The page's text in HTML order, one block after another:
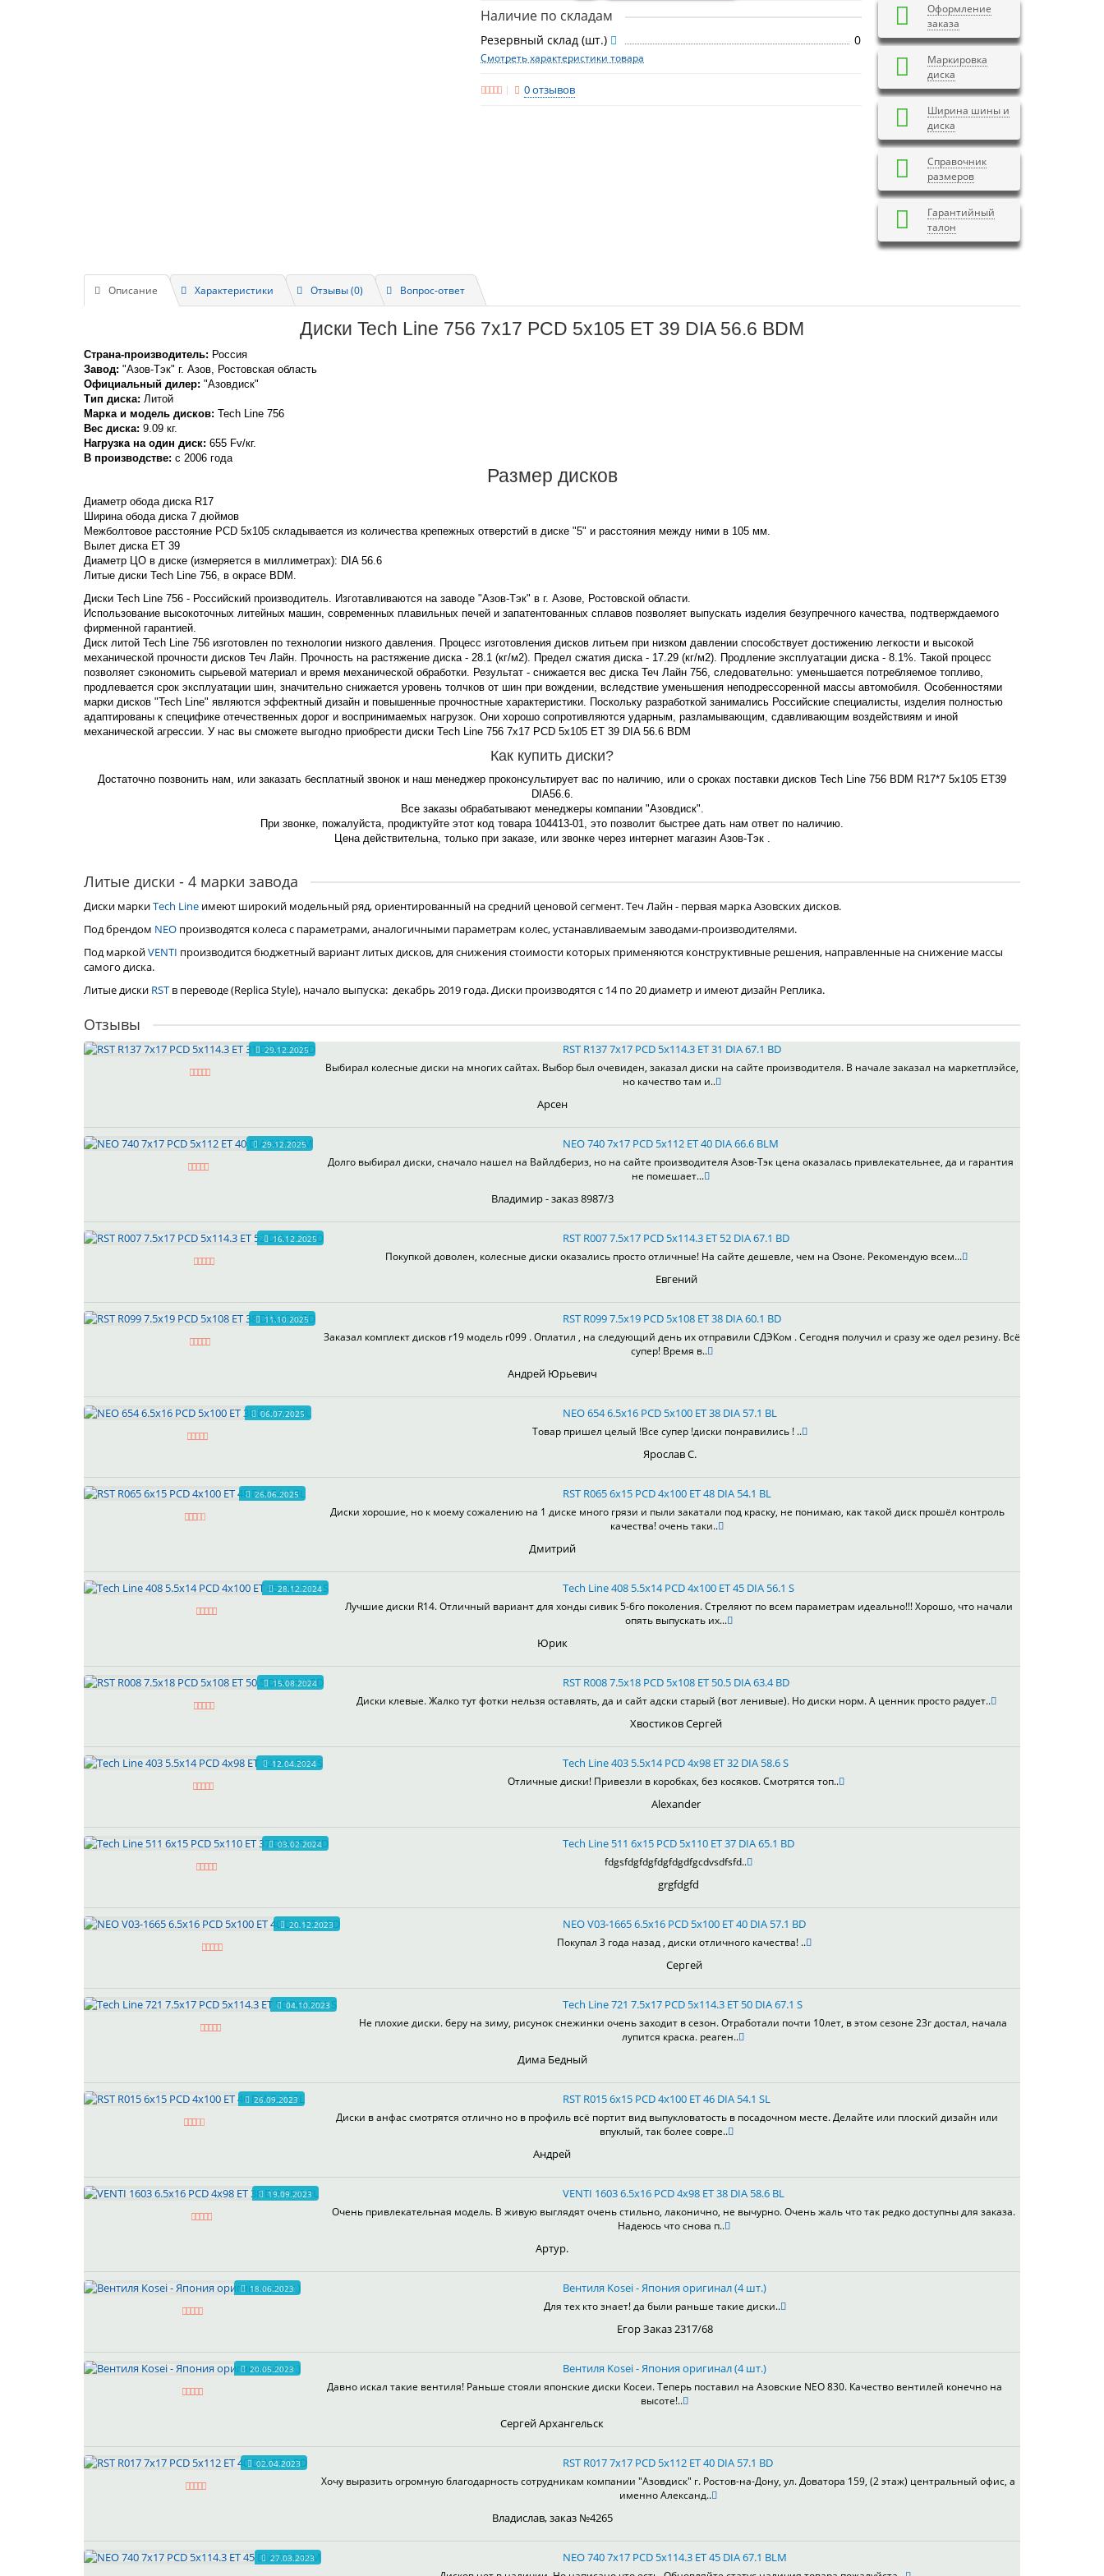
Наличие по складам
Резервный склад (шт.) 0
Смотреть характеристики товара
0 отзывов
Оформление
заказа
Маркировка
диска
Ширина шины и
диска
Справочник
размеров
Гарантийный
талон
Описание Характеристики Отзывы (0) Вопрос-ответ
Диски Tech Line 756 7x17 PCD 5x105 ET 39 DIA 56.6 BDM
Страна-производитель: Россия
Завод: "Азов-Тэк" г. Азов, Ростовская область
Официальный дилер: "Азовдиск"
Тип диска: Литой
Марка и модель дисков: Tech Line 756
Вес диска: 9.09 кг.
Нагрузка на один диск: 655 Fv/кг.
В производстве: с 2006 года
Размер дисков
Диаметр обода диска R17
Ширина обода диска 7 дюймов
Межболтовое расстояние PCD 5x105 складывается из количества крепежных отверстий в диске "5" и расстояния между ними в 105 мм.
Вылет диска ET 39
Диаметр ЦО в диске (измеряется в миллиметрах): DIA 56.6
Литые диски Tech Line 756, в окрасе BDM.
Диски Tech Line 756 - Российский производитель. Изготавливаются на заводе "Азов-Тэк" в г. Азове, Ростовской области.
Использование высокоточных литейных машин, современных плавильных печей и запатентованных сплавов позволяет выпускать изделия безупречного качества, подтверждаемого
фирменной гарантией.
Диск литой Tech Line 756 изготовлен по технологии низкого давления. Процесс изготовления дисков литьем при низком давлении способствует достижению легкости и высокой
механической прочности дисков Теч Лайн. Прочность на растяжение диска - 28.1 (кг/м2). Предел сжатия диска - 17.29 (кг/м2). Продление эксплуатации диска - 8.1%. Такой процесс
позволяет сэкономить сырьевой материал и время механической обработки. Результат - снижается вес диска Теч Лайн 756, следовательно: уменьшается потребляемое топливо,
продлевается срок эксплуатации шин, значительно снижается уровень толчков от шин при вождении, вследствие уменьшения неподрессоренной массы автомобиля. Особенностями
марки дисков "Tech Line" являются эффектный дизайн и повышенные прочностные характеристики. Поскольку разработкой занимались Российские специалисты, изделия полностью
адаптированы к специфике отечественных дорог и воспринимаемых нагрузок. Они хорошо сопротивляются ударным, разламывающим, сдавливающим воздействиям и иной
механической агрессии. У нас вы сможете выгодно приобрести диски Tech Line 756 7x17 PCD 5x105 ET 39 DIA 56.6 BDM
Как купить диски?
Достаточно позвонить нам, или заказать бесплатный звонок и наш менеджер проконсультирует вас по наличию, или о сроках поставки дисков Tech Line 756 BDM R17*7 5x105 ET39
DIA56.6.
Все заказы обрабатывают менеджеры компании "Азовдиск".
При звонке, пожалуйста, продиктуйте этот код товара 104413-01, это позволит быстрее дать нам ответ по наличию.
Цена действительна, только при заказе, или звонке через интернет магазин Азов-Тэк .
Литые диски - 4 марки завода
Диски маркиTech Line имеют широкий модельный ряд, ориентированный на средний ценовой сегмент. Теч Лайн - первая марка Азовских дисков.
Под брендом NEO производятся колеса с параметрами, аналогичными параметрам колес, устанавливаемым заводами-производителями.
Под маркойVENTI производится бюджетный вариант литых дисков, для снижения стоимости которых применяются конструктивные решения, направленные на снижение массы
самого диска.
Литые диски RST в переводе (Replica Style), начало выпуска: декабрь 2019 года. Диски производятся с 14 по 20 диаметр и имеют дизайн Реплика.
Отзывы
29.12.2025 RST R137 7x17 PCD 5x114.3 ET 31 DIA 67.1 BD
Выбирал колесные диски на многих сайтах. Выбор был очевиден, заказал диски на сайте производителя. В начале заказал на маркетплэйсе,
но качество там и..
Арсен
29.12.2025 NEO 740 7x17 PCD 5x112 ET 40 DIA 66.6 BLM
Долго выбирал диски, сначало нашел на Вайлдбериз, но на сайте производителя Азов-Тэк цена оказалась привлекательнее, да и гарантия
не помешает...
Владимир - заказ 8987/3
16.12.2025 RST R007 7.5x17 PCD 5x114.3 ET 52 DIA 67.1 BD
Покупкой доволен, колесные диски оказались просто отличные! На сайте дешевле, чем на Озоне. Рекомендую всем...
Евгений
11.10.2025 RST R099 7.5x19 PCD 5x108 ET 38 DIA 60.1 BD
Заказал комплект дисков r19 модель r099 . Оплатил , на следующий день их отправили СДЭКом . Сегодня получил и сразу же одел резину. Всё
супер! Время в..
Андрей Юрьевич
06.07.2025 NEO 654 6.5x16 PCD 5x100 ET 38 DIA 57.1 BL
Товар пришел целый !Все супер !диски понравились ! ..
Ярослав С.
26.06.2025 RST R065 6x15 PCD 4x100 ET 48 DIA 54.1 BL
Диски хорошие, но к моему сожалению на 1 диске много грязи и пыли закатали под краску, не понимаю, как такой диск прошёл контроль
качества! очень таки..
Дмитрий
28.12.2024 Tech Line 408 5.5x14 PCD 4x100 ET 45 DIA 56.1 S
Лучшие диски R14. Отличный вариант для хонды сивик 5-6го поколения. Стреляют по всем параметрам идеально!!! Хорошо, что начали
опять выпускать их...
Юрик
15.08.2024 RST R008 7.5x18 PCD 5x108 ET 50.5 DIA 63.4 BD
Диски клевые. Жалко тут фотки нельзя оставлять, да и сайт адски старый (вот ленивые). Но диски норм. А ценник просто радует..
Хвостиков Сергей
12.04.2024 Tech Line 403 5.5x14 PCD 4x98 ET 32 DIA 58.6 S
Отличные диски! Привезли в коробках, без косяков. Смотрятся топ..
Alexander
03.02.2024 Tech Line 511 6x15 PCD 5x110 ET 37 DIA 65.1 BD
fdgsfdgfdgfdgfdgdfgcdvsdfsfd..
grgfdgfd
20.12.2023 NEO V03-1665 6.5x16 PCD 5x100 ET 40 DIA 57.1 BD
Покупал 3 года назад , диски отличного качества! ..
Сергей
04.10.2023 Tech Line 721 7.5x17 PCD 5x114.3 ET 50 DIA 67.1 S
Не плохие диски. беру на зиму, рисунок снежинки очень заходит в сезон. Отработали почти 10лет, в этом сезоне 23г достал, начала
лупится краска. реаген..
Дима Бедный
26.09.2023 RST R015 6x15 PCD 4x100 ET 46 DIA 54.1 SL
Диски в анфас смотрятся отлично но в профиль всё портит вид выпукловатость в посадочном месте. Делайте или плоский дизайн или
впуклый, так более совре..
Андрей
19.09.2023 VENTI 1603 6.5x16 PCD 4x98 ET 38 DIA 58.6 BL
Очень привлекательная модель. В живую выглядят очень стильно, лаконично, не вычурно. Очень жаль что так редко доступны для заказа.
Надеюсь что снова п..
Артур.
18.06.2023 Вентиля Kosei - Япония оригинал (4 шт.)
Для тех кто знает! да были раньше такие диски..
Егор Заказ 2317/68
20.05.2023 Вентиля Kosei - Япония оригинал (4 шт.)
Давно искал такие вентиля! Раньше стояли японские диски Косеи. Теперь поставил на Азовские NEO 830. Качество вентилей конечно на
высоте!..
Сергей Архангельск
02.04.2023 RST R017 7x17 PCD 5x112 ET 40 DIA 57.1 BD
Хочу выразить огромную благодарность сотрудникам компании "Азовдиск" г. Ростов-на-Дону, ул. Доватора 159, (2 этаж) центральный офис, а
именно Александ..
Владислав, заказ №4265
27.03.2023 NEO 740 7x17 PCD 5x114.3 ET 45 DIA 67.1 BLM